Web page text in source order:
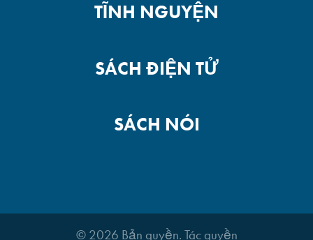
TĨNH NGUYỆN
SÁCH ĐIỆN TỬ
SÁCH NÓI
© 2026 Bản quyền. Tác quyền